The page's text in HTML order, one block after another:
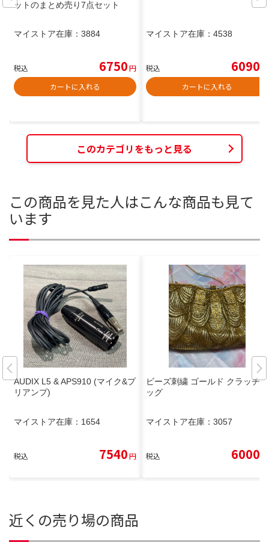
ットのまとめ売り7点セット
マイストア在庫： 3884
税込 6750円
カートに入れる
マイストア在庫： 4538
税込 6090
カートに入れる
このカテゴリをもっと見る
この商品を見た人はこんな商品も見て
います
AUDIX L5 & APS910 (マイク&プ
リアンプ)
マイストア在庫： 1654
税込 7540円
ビーズ刺繍 ゴールド クラッチバ
ッグ
マイストア在庫： 3057
税込 6000
近くの売り場の商品